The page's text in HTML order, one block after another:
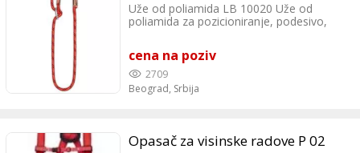
Uže od poliamida LB 10020 Uže od
poliamida za pozicioniranje, podesivo,
Sterus doo Lazarevački drum 11, Beograd
Tel: 0642589066
cena na poziv
2709
Beograd, Srbija
Opasač za visinske radove P 02